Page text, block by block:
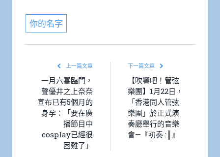
你的名字
上一篇文章
一月六喜臨門，
聲優井之上奈奈
宣布已有5個月的
身孕：「要在廣
播節目中
cosplay已經很
困難了」
下一篇文章
【吹響吧！管弦
樂團】1月22日，
「香港同人管弦
樂團」於正式演
奏廳舉行的音樂
會—『初奏 :║』